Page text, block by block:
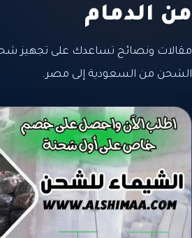
من الدمام
مقالات ونصائح تساعدك على تجهيز
الشحن من السعودية إلى مصر.